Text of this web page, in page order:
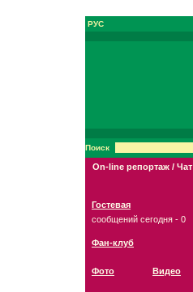
РУС
Поиск
On-line репортаж / Чат
Гостевая
сообщений сегодня - 0
Фан-клуб
Фото Видео